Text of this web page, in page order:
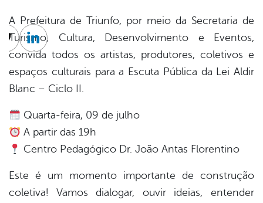
A Prefeitura de Triunfo, por meio da Secretaria de
Turismo, Cultura, Desenvolvimento e Eventos,
convida todos os artistas, produtores, coletivos e
espaços culturais para a Escuta Pública da Lei Aldir
Blanc – Ciclo II.
Quarta-feira, 09 de julho
A partir das 19h
Centro Pedagógico Dr. João Antas Florentino
Este é um momento importante de construção
coletiva! Vamos dialogar, ouvir ideias, entender
Twitter
Linkedin